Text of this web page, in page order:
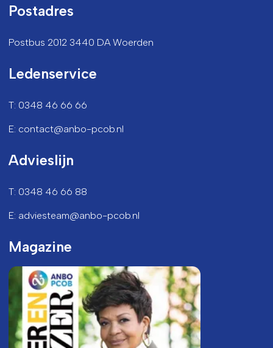
Postadres
Postbus 2012 3440 DA Woerden
Ledenservice
T: 0348 46 66 66
E: contact@anbo-pcob.nl
Advieslijn
T: 0348 46 66 88
E: adviesteam@anbo-pcob.nl
Magazine